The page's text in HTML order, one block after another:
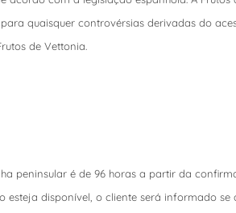
quaisquer controvérsias derivadas do
de Vettonia.
peninsular é de 96 horas a partir da
esteja disponível, o cliente será informado